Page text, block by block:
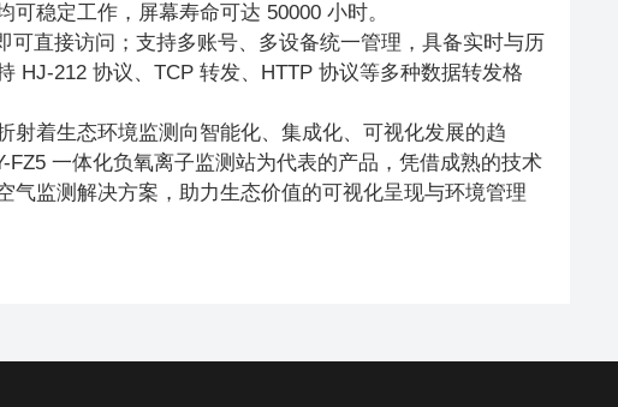
稳定工作，屏幕寿命可达 50000 小时。
直接访问；支持多账号、多设备统一管理，具备实时与历
HJ-212 协议、TCP 转发、HTTP 协议等多种数据转发格
着生态环境监测向智能化、集成化、可视化发展的趋
一体化负氧离子监测站为代表的产品，凭借成熟的技术
监测解决方案，助力生态价值的可视化呈现与环境管理